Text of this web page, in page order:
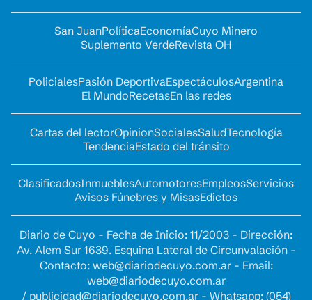
San JuanPolíticaEconomíaCuyo Minero
Suplemento VerdeRevista OH
PolicialesPasión DeportivaEspectáculosArgentina
El MundoRecetasEn las redes
Cartas del lectorOpinionSocialesSaludTecnología
TendenciaEstado del tránsito
ClasificadosInmueblesAutomotoresEmpleosServicios
Avisos Fúnebres y MisasEdictos
Diario de Cuyo - Fecha de Inicio: 11/2003 - Dirección:
Av. Alem Sur 1639. Esquina Lateral de Circunvalación -
Contacto: web@diariodecuyo.com.ar- Email:
web@diariodecuyo.com.ar
/ publicidad@diariodecuyo.com.ar- Whatsapp: (054)